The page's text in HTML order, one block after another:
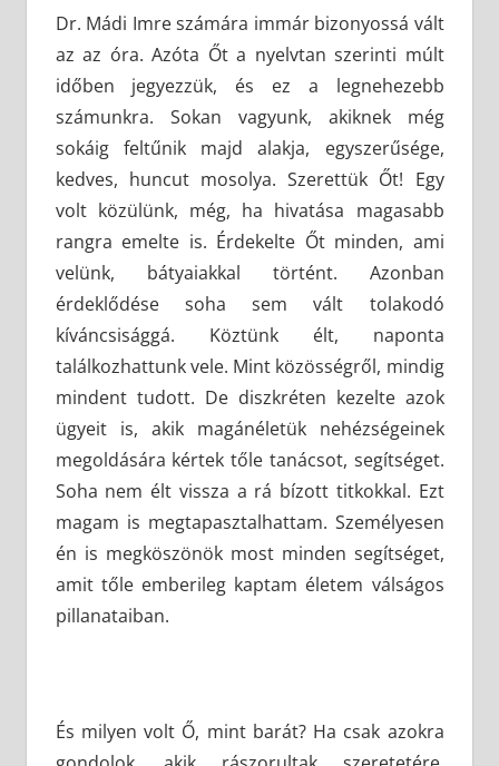
Dr. Mádi Imre számára immár bizonyossá vált
az az óra. Azóta Őt a nyelvtan szerinti múlt
időben jegyezzük, és ez a legnehezebb
számunkra. Sokan vagyunk, akiknek még
sokáig feltűnik majd alakja, egyszerűsége,
kedves, huncut mosolya. Szerettük Őt! Egy
volt közülünk, még, ha hivatása magasabb
rangra emelte is. Érdekelte Őt minden, ami
velünk, bátyaiakkal történt. Azonban
érdeklődése soha sem vált tolakodó
kíváncsisággá. Köztünk élt, naponta
találkozhattunk vele. Mint közösségről, mindig
mindent tudott. De diszkréten kezelte azok
ügyeit is, akik magánéletük nehézségeinek
megoldására kértek tőle tanácsot, segítséget.
Soha nem élt vissza a rá bízott titkokkal. Ezt
magam is megtapasztalhattam. Személyesen
én is megköszönök most minden segítséget,
amit tőle emberileg kaptam életem válságos
pillanataiban.
És milyen volt Ő, mint barát? Ha csak azokra